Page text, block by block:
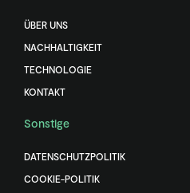
ÜBER UNS
NACHHALTIGKEIT
TECHNOLOGIE
KONTAKT
Sonstige
DATENSCHUTZPOLITIK
COOKIE-POLITIK